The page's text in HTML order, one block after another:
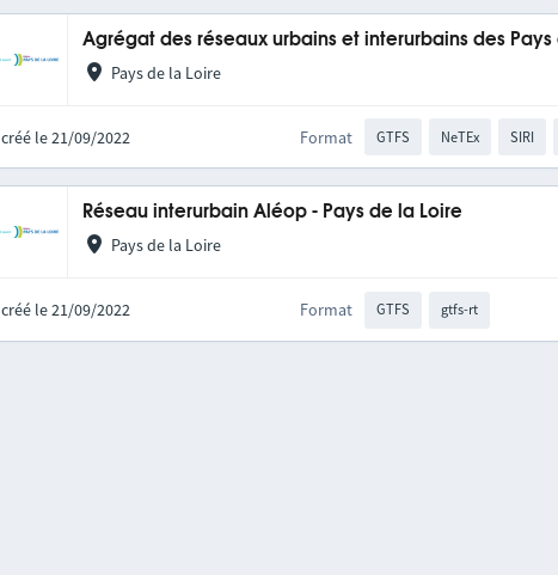
Agrégat des réseaux urbains et interurbains des Pays
Pays de la Loire
créé le 21/09/2022 Format GTFS NeTEx SIRI
Réseau interurbain Aléop - Pays de la Loire
Pays de la Loire
créé le 21/09/2022 Format GTFS gtfs-rt